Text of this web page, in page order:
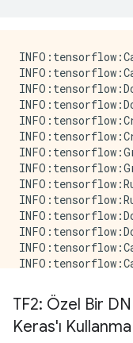
TF2: Özel Bir
Keras'ı Kullanma